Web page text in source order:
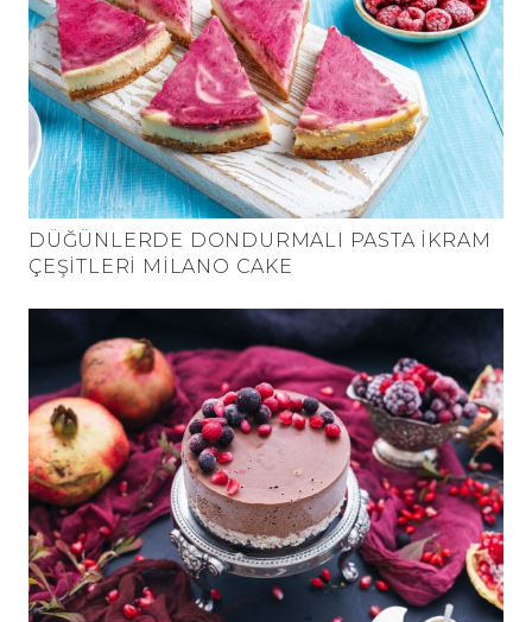
DÜĞÜNLERDE DONDURMALI PASTA İKRAM
ÇEŞITLERI MILANO CAKE